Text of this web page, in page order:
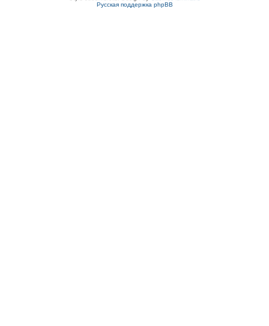
Русская поддержка phpBB